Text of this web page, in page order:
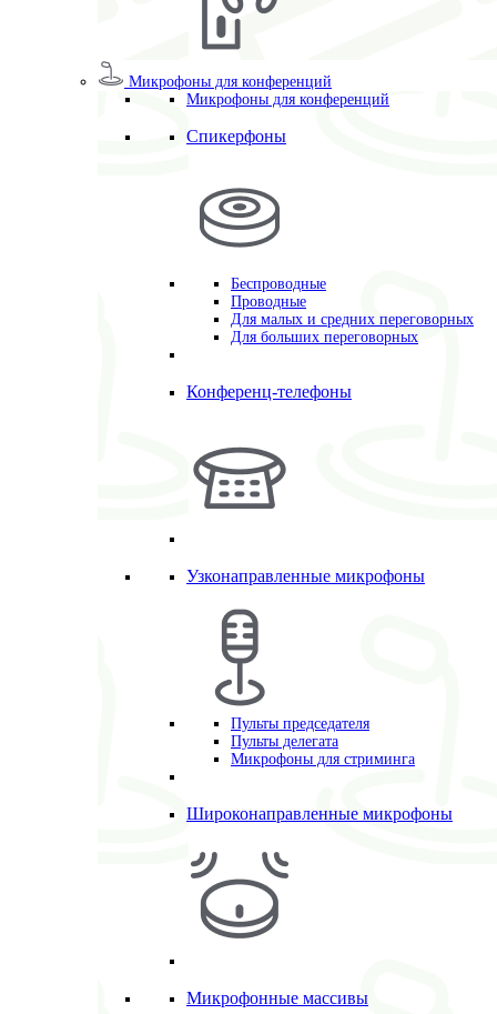
Микрофоны для конференций
Микрофоны для конференций
Спикерфоны
Беспроводные
Проводные
Для малых и средних переговорных
Для больших переговорных
Конференц-телефоны
Узконаправленные микрофоны
Пульты председателя
Пульты делегата
Микрофоны для стриминга
Широконаправленные микрофоны
Микрофонные массивы